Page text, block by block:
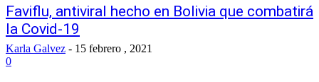
Faviflu, antiviral hecho en Bolivia que combatirá
la Covid-19
Karla Galvez - 15 febrero , 2021
0